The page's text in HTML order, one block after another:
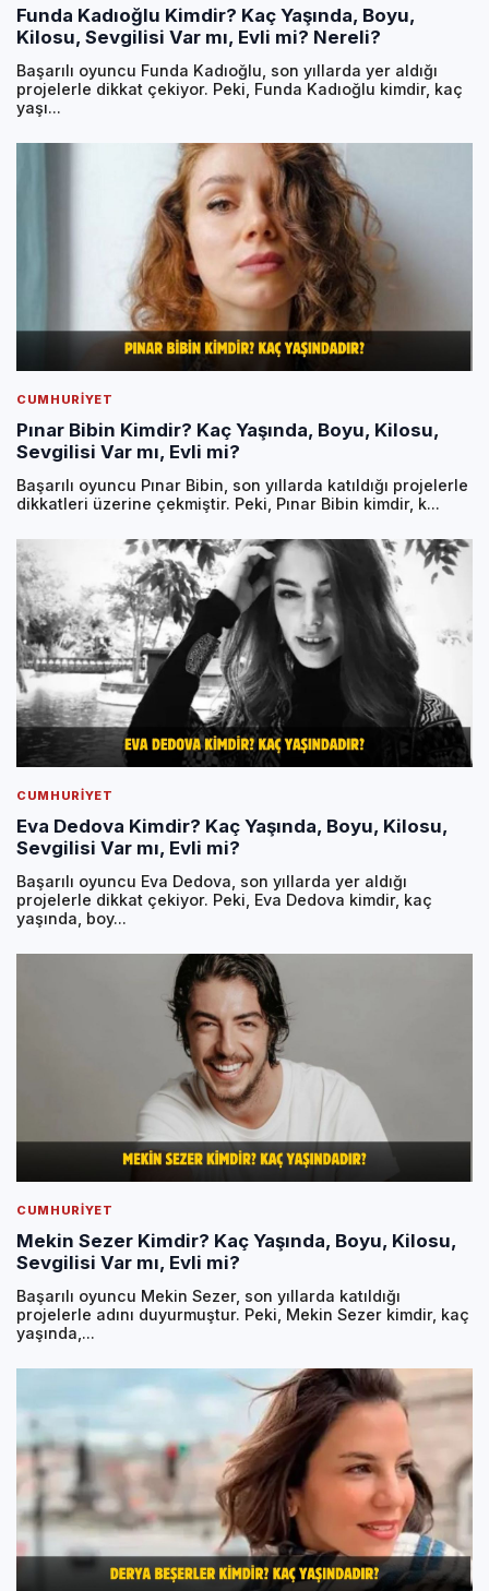
Funda Kadıoğlu Kimdir? Kaç Yaşında, Boyu,
Kilosu, Sevgilisi Var mı, Evli mi? Nereli?
Başarılı oyuncu Funda Kadıoğlu, son yıllarda yer aldığı
projelerle dikkat çekiyor. Peki, Funda Kadıoğlu kimdir, kaç
yaşı...
CUMHURIYET
Pınar Bibin Kimdir? Kaç Yaşında, Boyu, Kilosu,
Sevgilisi Var mı, Evli mi?
Başarılı oyuncu Pınar Bibin, son yıllarda katıldığı projelerle
dikkatleri üzerine çekmiştir. Peki, Pınar Bibin kimdir, k...
CUMHURIYET
Eva Dedova Kimdir? Kaç Yaşında, Boyu, Kilosu,
Sevgilisi Var mı, Evli mi?
Başarılı oyuncu Eva Dedova, son yıllarda yer aldığı
projelerle dikkat çekiyor. Peki, Eva Dedova kimdir, kaç
yaşında, boy...
CUMHURIYET
Mekin Sezer Kimdir? Kaç Yaşında, Boyu, Kilosu,
Sevgilisi Var mı, Evli mi?
Başarılı oyuncu Mekin Sezer, son yıllarda katıldığı
projelerle adını duyurmuştur. Peki, Mekin Sezer kimdir, kaç
yaşında,...